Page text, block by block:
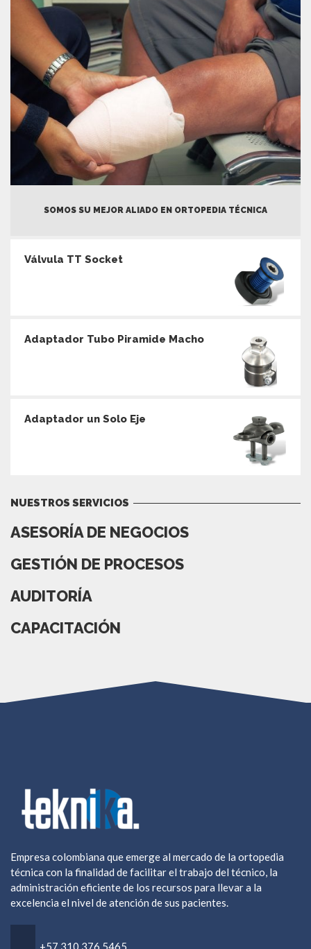
SOMOS SU MEJOR ALIADO EN ORTOPEDIA TÉCNICA
Válvula TT Socket
Adaptador Tubo Piramide Macho
Adaptador un Solo Eje
NUESTROS SERVICIOS
ASESORÍA DE NEGOCIOS
GESTIÓN DE PROCESOS
AUDITORÍA
CAPACITACIÓN
Empresa colombiana que emerge al mercado de la ortopedia
técnica con la finalidad de facilitar el trabajo del técnico, la
administración eficiente de los recursos para llevar a la
excelencia el nivel de atención de sus pacientes.
+57 ‎310 376 5465